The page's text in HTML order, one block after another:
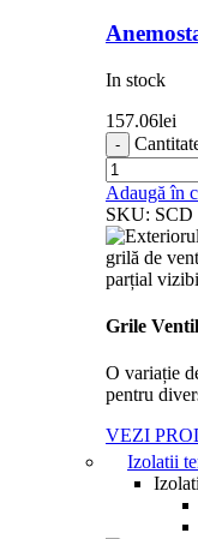
In stock
157.06lei
Adaugă în
SKU: SCD
Grile
O variație
pentru
VEZI
Izolatii